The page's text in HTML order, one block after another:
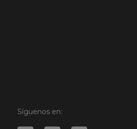
Síguenos en: